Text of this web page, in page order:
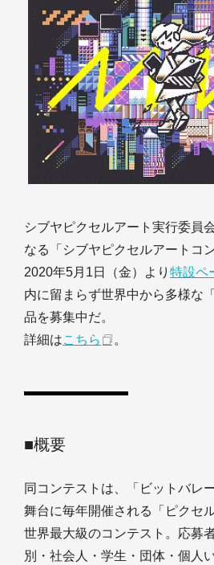
シブヤピクセルアート実行委員
なる「シブヤピクセルアートコ
2020年5月1日（金）より 特設ペ
内に留まらず世界中から多様な
品を募集中だ。
詳細はこちら 。
■概要
同コンテストは、「ビットバレ
舞台に毎年開催される「ピクセ
世界最大級のコンテスト。応募
別・社会人・学生・団体・個人